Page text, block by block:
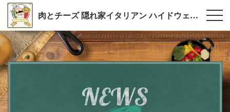
肉とチーズ 隠れ家イタリアン ハイドウェイダイニング555（ファイブ）川越
NEWS